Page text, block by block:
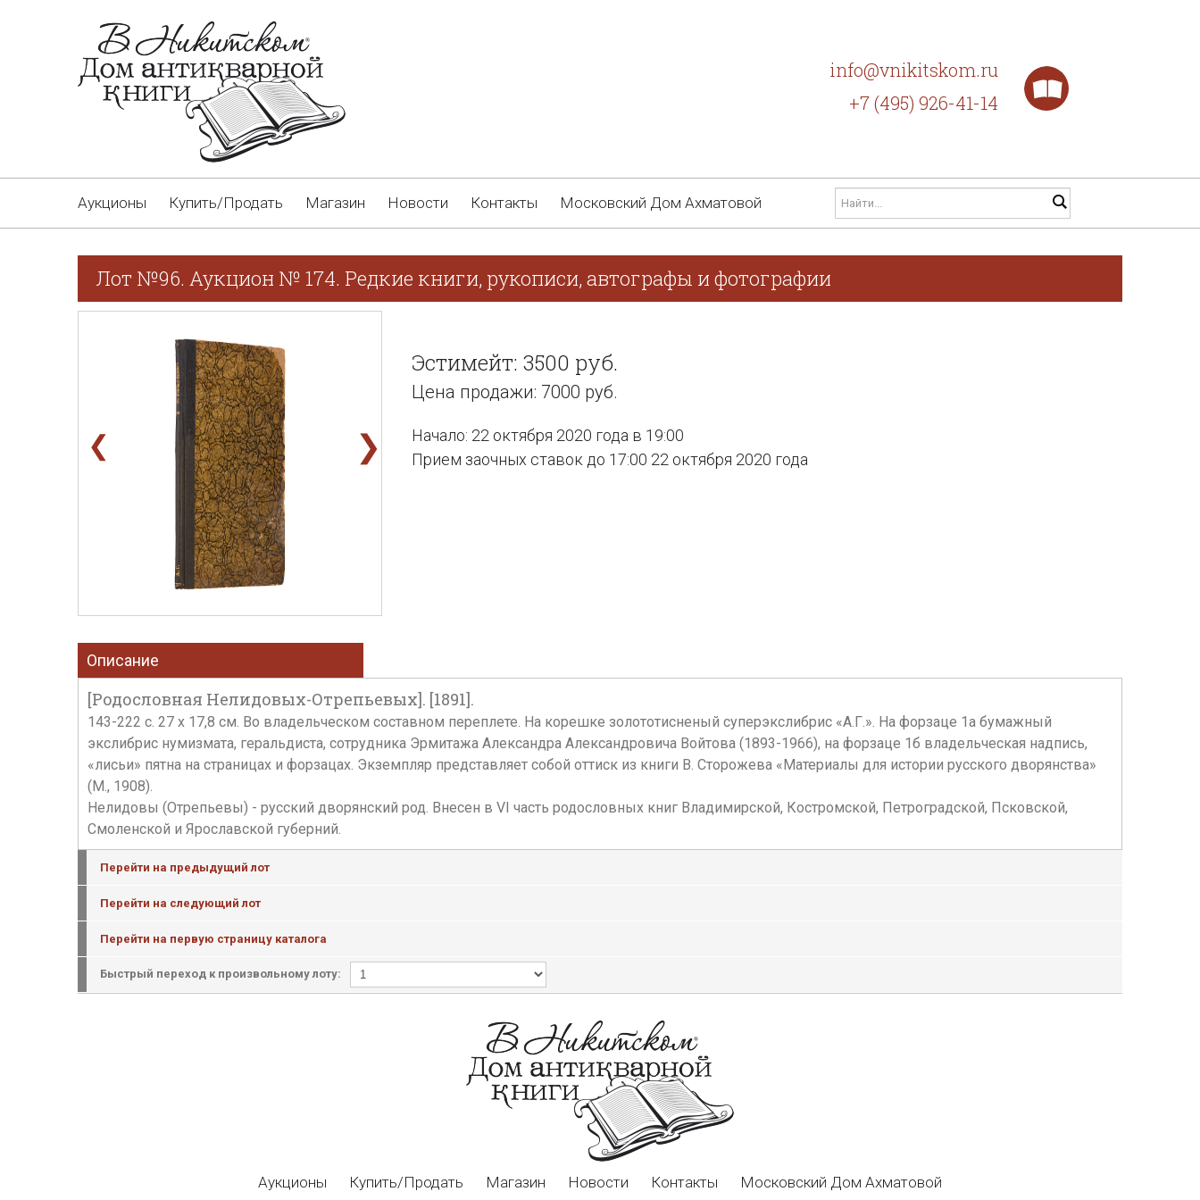
info@vnikitskom.ru
+7 (495) 926-41-14
Аукционы Купить/Продать Магазин Новости Контакты Московский Дом Ахматовой
Лот №96. Аукцион № 174. Редкие книги, рукописи, автографы и фотографии
❮ ❯
Эстимейт: 3500 руб.
Цена продажи: 7000 руб.
Начало: 22 октября 2020 года в 19:00
Прием заочных ставок до 17:00 22 октября 2020 года
Описание
[Родословная Нелидовых-Отрепьевых]. [1891].
143-222 с. 27 х 17,8 см. Во владельческом составном переплете. На корешке золототисненый суперэкслибрис «А.Г.». На форзаце 1а бумажный
экслибрис нумизмата, геральдиста, сотрудника Эрмитажа Александра Александровича Войтова (1893-1966), на форзаце 1б владельческая надпись,
«лисьи» пятна на страницах и форзацах. Экземпляр представляет собой оттиск из книги В. Сторожева «Материалы для истории русского дворянства»
(М., 1908).
Нелидовы (Отрепьевы) - русский дворянский род. Внесен в VI часть родословных книг Владимирской, Костромской, Петроградской, Псковской,
Смоленской и Ярославской губерний.
Перейти на предыдущий лот
Перейти на следующий лот
Перейти на первую страницу каталога
Быстрый переход к произвольному лоту:
Аукционы Купить/Продать Магазин Новости Контакты Московский Дом Ахматовой